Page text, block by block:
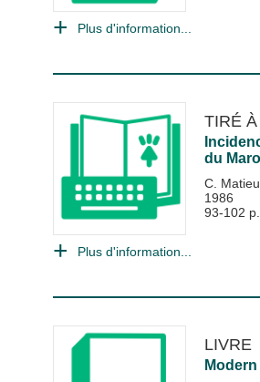
Plus d'information...
TIRÉ
du
C. Matieu
1986
93-102
Plus d'information...
LIVRE